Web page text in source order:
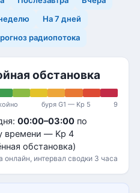
На 7 дней
радиопотока
обстановка
буря G1 — Kp 5 9
00:00–03:00 по
времени — Kp 4
обстановка)
онлайн, интервал сводки 3 часа